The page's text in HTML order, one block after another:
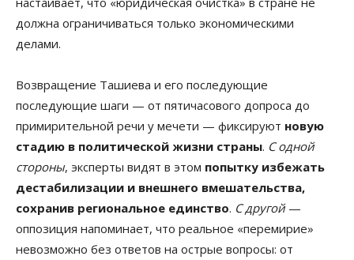
должна ограничиваться только экономическими
делами.
Возвращение Ташиева и его последующие
последующие шаги — от пятичасового допроса до
примирительной речи у мечети — фиксируют новую
стадию в политической жизни страны. С одной
стороны, эксперты видят в этом попытку избежать
дестабилизации и внешнего вмешательства,
сохранив региональное единство. С другой—
оппозиция напоминает, что реальное «перемирие»
невозможно без ответов на острые вопросы: от